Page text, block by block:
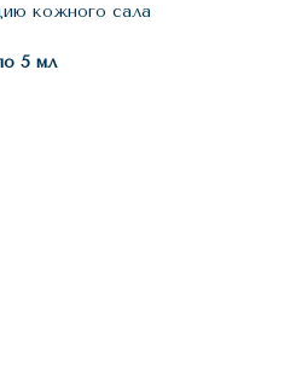
кожного сала
5 мл